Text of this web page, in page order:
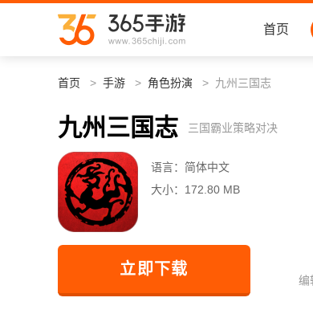
首页
首页 手游 角色扮演 九州三国志
九州三国志 三国霸业策略对决
语言： 简体中文
大小： 172.80 MB
立即下载
编